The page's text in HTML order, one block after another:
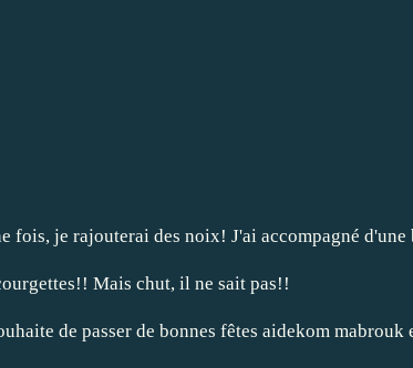
fois, je rajouterai des noix! J'ai accompagné d'une
Mais chut, il ne sait pas!!
de passer de bonnes fêtes aidekom mabrouk